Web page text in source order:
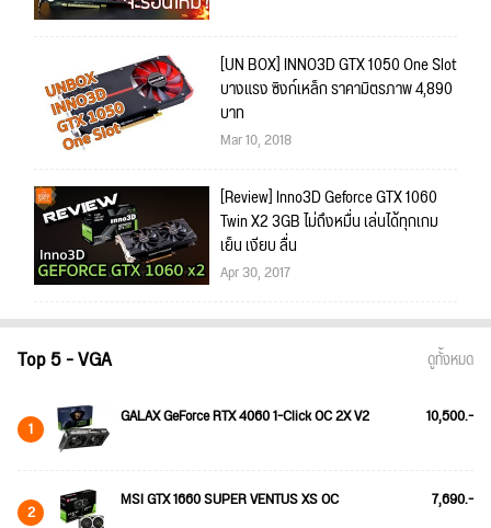
[UN BOX] INNO3D GTX 1050 One Slot
บางแรง ซิงก์เหล็ก ราคามิตรภาพ 4,890
บาท
Mar 10, 2018
[Review] Inno3D Geforce GTX 1060
Twin X2 3GB ไม่ถึงหมื่น เล่นได้ทุกเกม
เย็น เงียบ ลื่น
Apr 30, 2017
Top 5 - VGA ดูทั้งหมด
1 GALAX GeForce RTX 4060 1-Click OC 2X V2 10,500.-
2 MSI GTX 1660 SUPER VENTUS XS OC 7,690.-